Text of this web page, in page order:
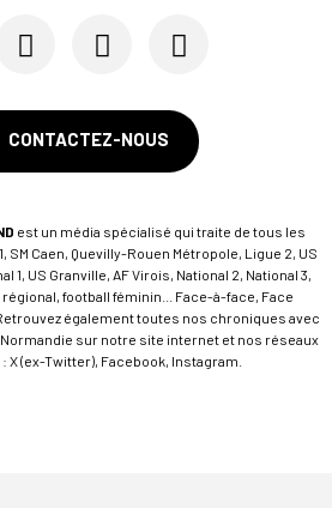
scénarios qui mainti...
CONTACTEZ-NOUS
est un média spécialisé qui traite de tous les
SM Caen, Quevilly-Rouen Métropole, Ligue 2, US
1, US Granville, AF Virois, National 2, National 3,
football féminin... Face-à-face, Face
également toutes nos chroniques avec
sur notre site internet et nos réseaux
X (ex-Twitter), Facebook, Instagram.